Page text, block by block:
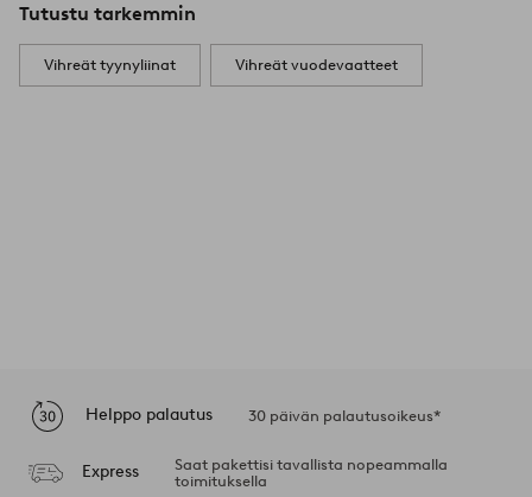
Tutustu tarkemmin
Vihreät tyynyliinat Vihreät vuodevaatteet
Helppo palautus 30 päivän palautusoikeus*
Express
Saat pakettisi tavallista nopeammalla
toimituksella